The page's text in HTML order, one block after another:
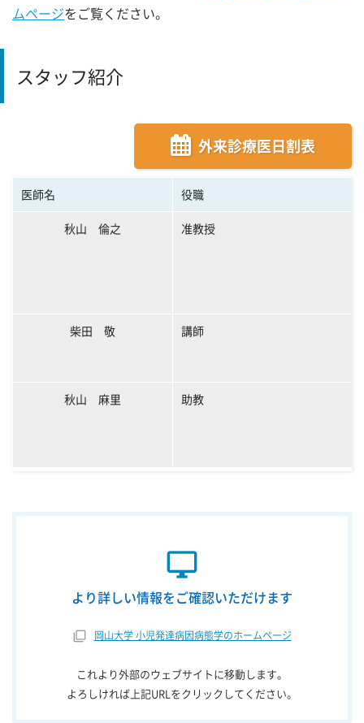
ムページをご覧ください。
スタッフ紹介
外来診療医日割表
医師名 役職
秋山 倫之 准教授
柴田 敬 講師
秋山 麻里 助教
desktop_windows
より詳しい情報をご確認いただけます
岡山大学 小児発達病因病態学のホームページ
これより外部のウェブサイトに移動します。
よろしければ上記URLをクリックしてください。